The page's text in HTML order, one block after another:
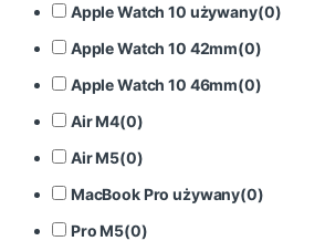
Apple Watch 10 używany(0)
Apple Watch 10 42mm(0)
Apple Watch 10 46mm(0)
Air M4(0)
Air M5(0)
MacBook Pro używany(0)
Pro M5(0)